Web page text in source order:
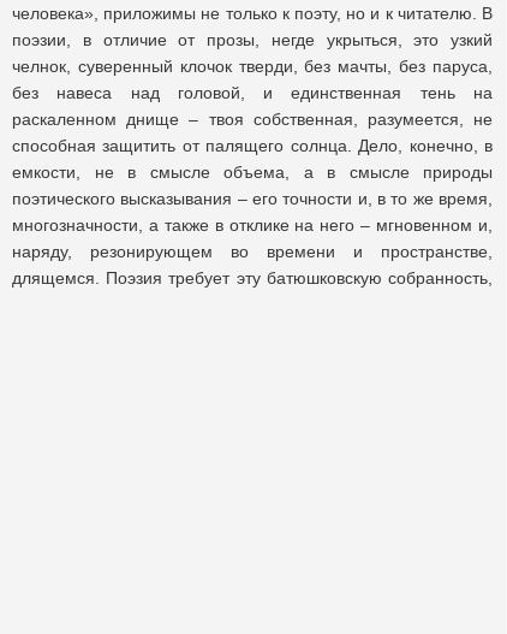
человека», приложимы не только к поэту, но и к читателю. В
поэзии, в отличие от прозы, негде укрыться, это узкий
челнок, суверенный клочок тверди, без мачты, без паруса,
без навеса над головой, и единственная тень на
раскаленном днище – твоя собственная, разумеется, не
способная защитить от палящего солнца. Дело, конечно, в
емкости, не в смысле объема, а в смысле природы
поэтического высказывания – его точности и, в то же время,
многозначности, а также в отклике на него – мгновенном и,
наряду, резонирующем во времени и пространстве,
длящемся. Поэзия требует эту батюшковскую собранность,